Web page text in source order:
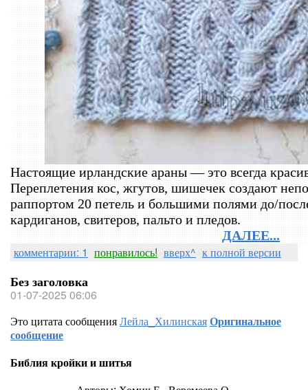
Настоящие ирландские араны — это всегда
Переплетения кос, жгутов, шишечек создают
раппортом 20 петель и большими полями до/
кардиганов, свитеров, пальто и пледов.
ДАЛЕЕ...
комментарии: 1 понравилось! вверх^ к полной версии
Без заголовка
01-07-2025 06:06
Это цитата сообщенияЛейла_ХилинскаяОригинальное
сообщение
Библия кройки и шитья